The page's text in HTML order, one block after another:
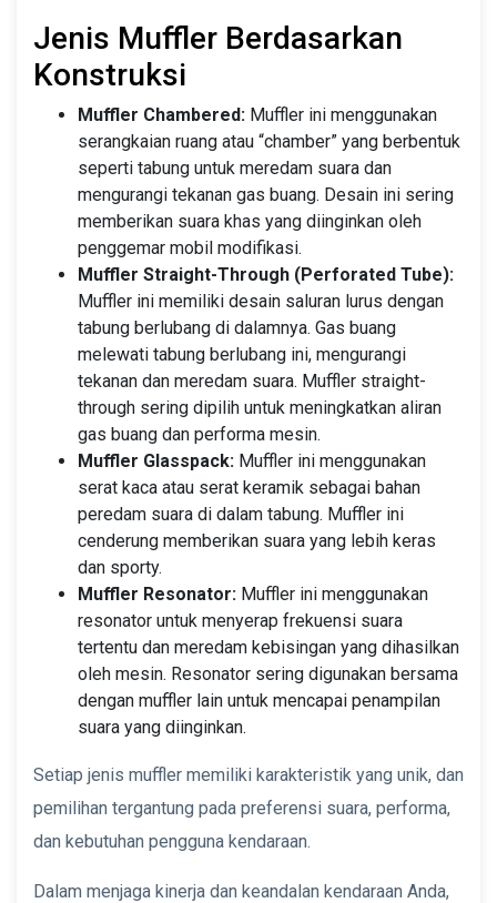
Jenis Muffler Berdasarkan
Konstruksi
Muffler Chambered: Muffler ini menggunakan
serangkaian ruang atau “chamber” yang berbentuk
seperti tabung untuk meredam suara dan
mengurangi tekanan gas buang. Desain ini sering
memberikan suara khas yang diinginkan oleh
penggemar mobil modifikasi.
Muffler Straight-Through (Perforated Tube):
Muffler ini memiliki desain saluran lurus dengan
tabung berlubang di dalamnya. Gas buang
melewati tabung berlubang ini, mengurangi
tekanan dan meredam suara. Muffler straight-
through sering dipilih untuk meningkatkan aliran
gas buang dan performa mesin.
Muffler Glasspack: Muffler ini menggunakan
serat kaca atau serat keramik sebagai bahan
peredam suara di dalam tabung. Muffler ini
cenderung memberikan suara yang lebih keras
dan sporty.
Muffler Resonator: Muffler ini menggunakan
resonator untuk menyerap frekuensi suara
tertentu dan meredam kebisingan yang dihasilkan
oleh mesin. Resonator sering digunakan bersama
dengan muffler lain untuk mencapai penampilan
suara yang diinginkan.
Setiap jenis muffler memiliki karakteristik yang unik, dan
pemilihan tergantung pada preferensi suara, performa,
dan kebutuhan pengguna kendaraan.
Dalam menjaga kinerja dan keandalan kendaraan Anda,